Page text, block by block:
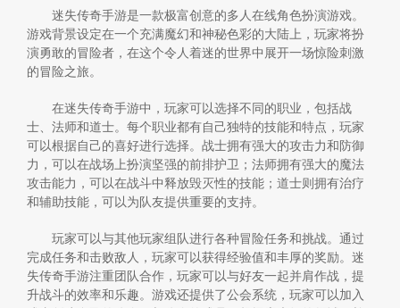
迷失传奇手游是一款极富创意的多人在线角色扮演游戏。
游戏背景设定在一个充满魔幻和神秘色彩的大陆上，玩家将扮
演勇敢的冒险者，在这个令人着迷的世界中展开一场惊险刺激
的冒险之旅。
在迷失传奇手游中，玩家可以选择不同的职业，包括战
士、法师和道士。每个职业都有自己独特的技能和特点，玩家
可以根据自己的喜好进行选择。战士拥有强大的攻击力和防御
力，可以在战场上扮演坚强的前排护卫；法师拥有强大的魔法
攻击能力，可以在战斗中释放毁灭性的技能；道士则拥有治疗
和辅助技能，可以为队友提供重要的支持。
玩家可以与其他玩家组队进行各种冒险任务和挑战。通过
完成任务和击败敌人，玩家可以获得经验值和丰厚的奖励。迷
失传奇手游注重团队合作，玩家可以与好友一起并肩作战，提
升战斗的效率和乐趣。游戏还提供了公会系统，玩家可以加入